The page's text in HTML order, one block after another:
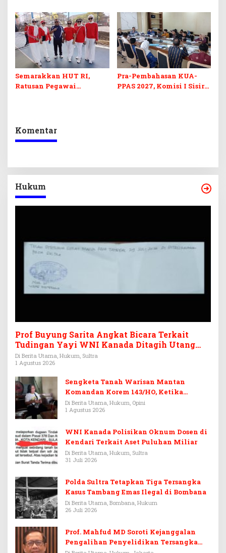
Barcode Curang
di Sultra
Semarakkan HUT RI,
Ratusan Pegawai
Pra-Pembahasan KUA-
PPAS 2027, Komisi I Sisir
Komentar
Hukum
Prof Buyung Sarita Angkat Bicara Terkait
Tudingan Yayi WNI Kanada Ditagih Utang
Rp3,6 Miliar
Di Berita Utama, Hukum, Sultra
1 Agustus 2026
Sengketa Tanah Warisan Mantan
Komandan Korem 143/HO, Ketika
Warisan Menjadi Arena Pemerasan
Di Berita Utama, Hukum, Opini
1 Agustus 2026
WNI Kanada Polisikan Oknum Dosen di
Kendari Terkait Aset Puluhan Miliar
Di Berita Utama, Hukum, Sultra
31 Juli 2026
Polda Sultra Tetapkan Tiga Tersangka
Kasus Tambang Emas Ilegal di Bombana
Di Berita Utama, Bombana, Hukum
26 Juli 2026
Prof. Mahfud MD Soroti Kejanggalan
Pengalihan Penyelidikan Tersangka